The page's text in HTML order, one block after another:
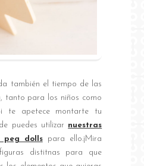
también el tiempo de las
tanto para los niños como
te apetece montarte tu
puedes utilizar nuestras
peg dollspara ello.¡Mira
distitnas para que